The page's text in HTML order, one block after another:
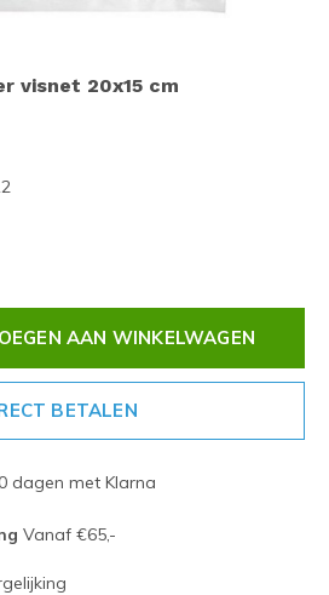
visnet 20x15 cm
AAN WINKELWAGEN
BETALEN
dagen met Klarna
Vanaf €65,-